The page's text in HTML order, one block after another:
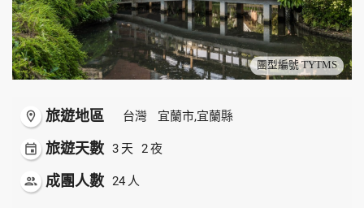
團型編號 TYTMS
room 旅遊地區 台灣 宜蘭市,宜蘭縣
event 旅遊天數 3 天 2夜
people 成團人數 24 人